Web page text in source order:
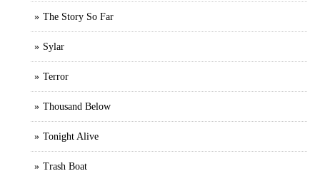
The Story So Far
Sylar
Terror
Thousand Below
Tonight Alive
Trash Boat